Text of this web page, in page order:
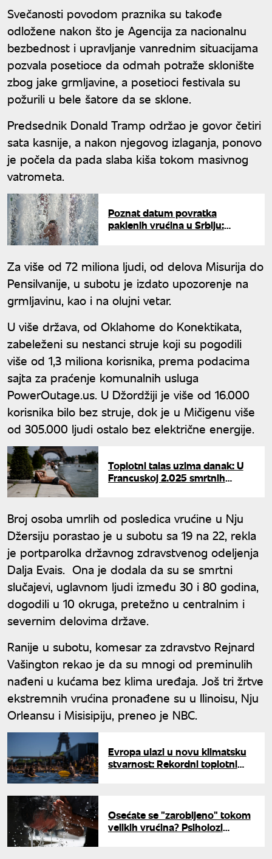
Svečanosti povodom praznika su takođe
odložene nakon što je Agencija za nacionalnu
bezbednost i upravljanje vanrednim situacijama
pozvala posetioce da odmah potraže sklonište
zbog jake grmljavine, a posetioci festivala su
požurili u bele šatore da se sklone.
Predsednik Donald Tramp održao je govor četiri
sata kasnije, a nakon njegovog izlaganja, ponovo
je počela da pada slaba kiša tokom masivnog
vatrometa.
Poznat datum povratka
paklenih vrućina u Srbiju:
Za više od 72 miliona ljudi, od delova Misurija do
Pensilvanije, u subotu je izdato upozorenje na
grmljavinu, kao i na olujni vetar.
U više država, od Oklahome do Konektikata,
zabeleženi su nestanci struje koji su pogodili
više od 1,3 miliona korisnika, prema podacima
sajta za praćenje komunalnih usluga
PowerOutage.us. U Džordžiji je više od 16.000
korisnika bilo bez struje, dok je u Mičigenu više
od 305.000 ljudi ostalo bez električne energije.
Toplotni talas uzima danak: U
Francuskoj 2.025 smrtnih
Broj osoba umrlih od posledica vrućine u Nju
Džersiju porastao je u subotu sa 19 na 22, rekla
je portparolka državnog zdravstvenog odeljenja
Dalja Evais. Ona je dodala da su se smrtni
slučajevi, uglavnom ljudi između 30 i 80 godina,
dogodili u 10 okruga, pretežno u centralnim i
severnim delovima države.
Ranije u subotu, komesar za zdravstvo Rejnard
Vašington rekao je da su mnogi od preminulih
nađeni u kućama bez klima uređaja. Još tri žrtve
ekstremnih vrućina pronađene su u Ilinoisu, Nju
Orleansu i Misisipiju, preneo je NBC.
Evropa ulazi u novu klimatsku
stvarnost: Rekordni toplotni
Osećate se "zarobljeno" tokom
velikih vrućina? Psiholozi